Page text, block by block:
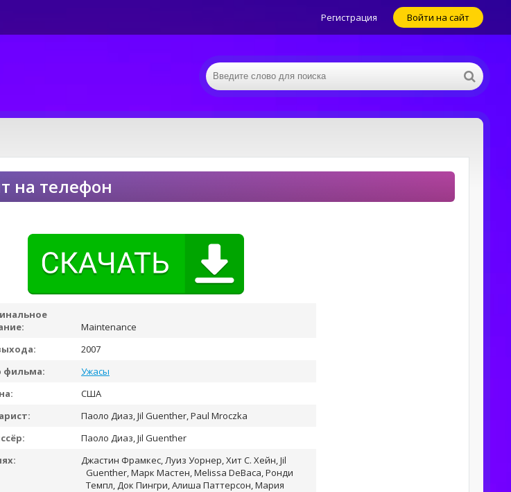
Регистрация Войти на сайт
на телефон
Maintenance
2007
фильма:
Ужасы
США
Паоло Диаз, Jil Guenther, Paul Mroczka
Паоло Диаз, Jil Guenther
Джастин Фрамкес, Луиз Уорнер, Хит С. Хейн, Jil
Guenther, Марк Мастен, Melissa DeBaca, Ронди
Темпл, Док Пингри, Алиша Паттерсон, Мария